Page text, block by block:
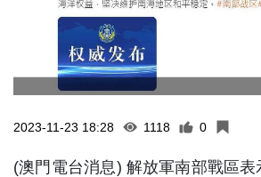
2023-11-23 18:28 1118 0
(澳門電台消息) 解放軍南部戰區